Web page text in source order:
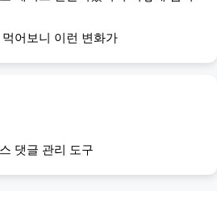
어보니 이런 변화가
댓글 관리 도구